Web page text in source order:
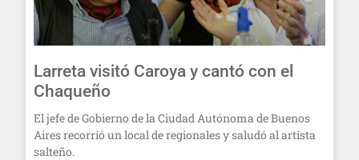
Larreta visitó Caroya y cantó con el
Chaqueño
El jefe de Gobierno de la Ciudad Autónoma de Buenos
Aires recorrió un local de regionales y saludó al artista
salteño.